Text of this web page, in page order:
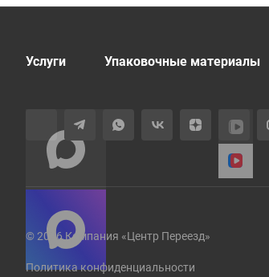
Услуги Упаковочные материалы
© 2026 Компания «Центр Переезд»
Политика конфиденциальности